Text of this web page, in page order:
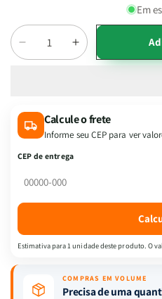
Em
Quantidade
Diminuir
a
QUADRINHOS
ELIAS
Aumentar
a
QUADRINHOS
ELIAS
Calcule o frete
Informe seu CEP para ver
CEP de entrega
Estimativa para 1 unidade deste produto. O
COMPRAS EM VOLUME
Precisa de uma